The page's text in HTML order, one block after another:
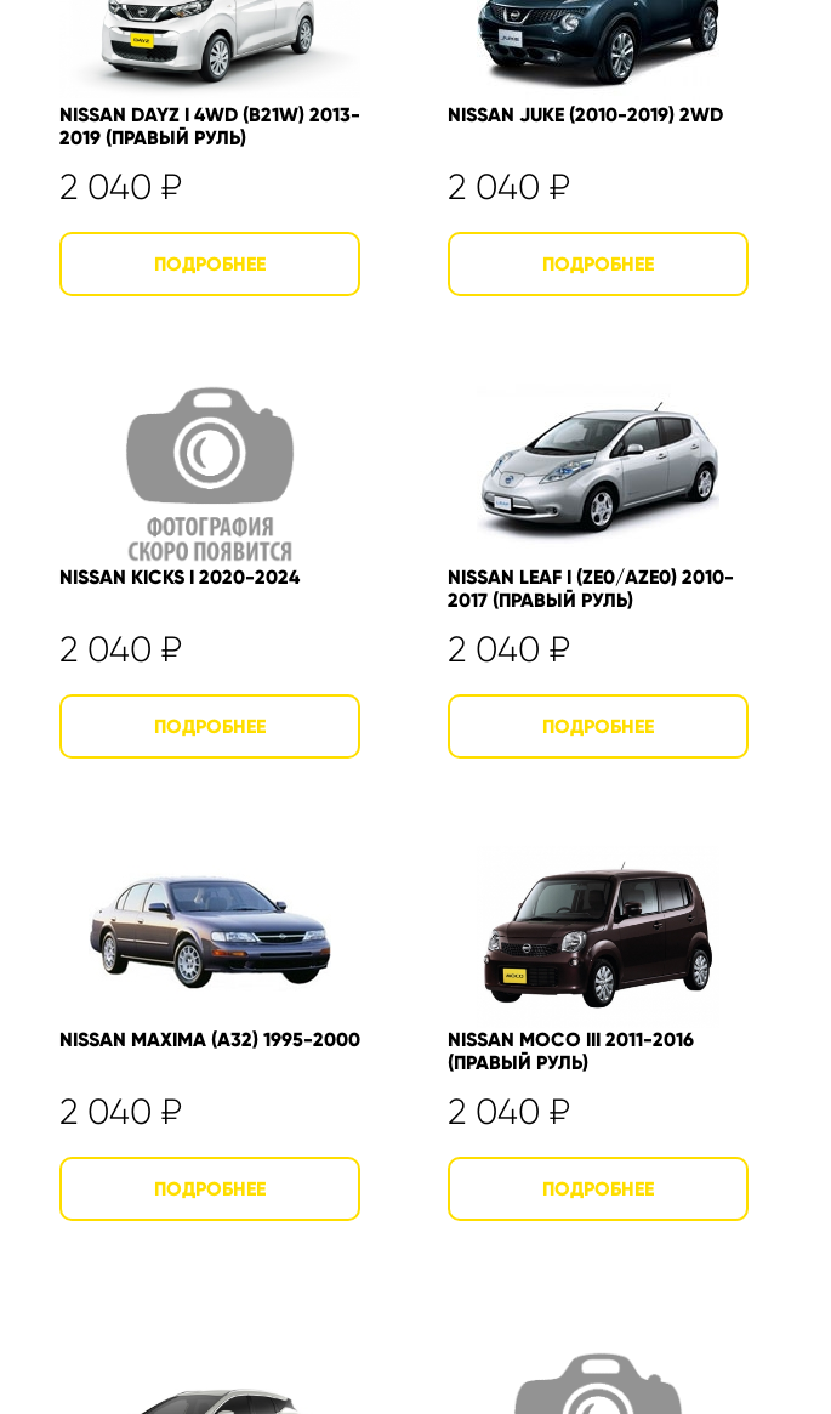
NISSAN DAYZ I 4WD (B21W) 2013-
2019 (ПРАВЫЙ РУЛЬ)
2 040 ₽
NISSAN JUKE (2010-2019) 2WD
2 040 ₽
NISSAN KICKS I 2020-2024
2 040 ₽
NISSAN LEAF I (ZE0/AZE0) 2010-
2017 (ПРАВЫЙ РУЛЬ)
2 040 ₽
NISSAN MAXIMA (A32) 1995-2000
2 040 ₽
NISSAN MOCO III 2011-2016
(ПРАВЫЙ РУЛЬ)
2 040 ₽